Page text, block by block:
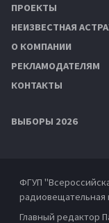
ПРОЕКТЫ
НЕИЗВЕСТНАЯ
О КОМПАНИИ
РЕКЛАМОДАТЕЛЯМ
КОНТАКТЫ
ВЫБОРЫ 2026
ФГУП
радиовещательная
Главный редактор